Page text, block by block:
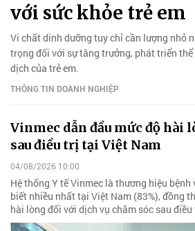
với sức khỏe trẻ em
Vi chất dinh dưỡng tuy chỉ cần lượng nhỏ
trọng đối với sự tăng trưởng, phát triển
dịch của trẻ em.
THÔNG TIN DOANH NGHIỆP
Vinmec dẫn đầu mức độ hài
sau điều trị tại Việt Nam
04/08/2026 10:00
Hệ thống Y tế Vinmec là thương hiệu
biết nhiều nhất tại Việt Nam (83%), đồng
hài lòng đối với dịch vụ chăm sóc sau điều